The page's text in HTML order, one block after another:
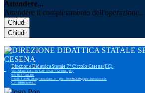
Attendere...
Attendere il completamento dell'operazione...
Chiudi
Chiudi
Direzione Didattica Statale 7° Circolo Cesena (FC)
Via Adone Zoli, 35 CAP 47521 - Cesena (FC)
tel: 0547-383193
email: foee02300r@istruzione.it - pec: foee02300r@pec.istruzione.it
C.F. 81007690407